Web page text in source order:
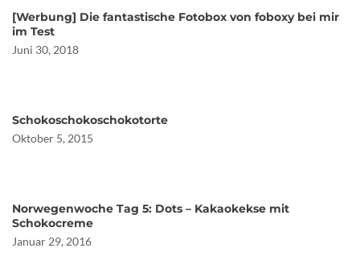
[Werbung] Die fantastische Fotobox von foboxy bei mir
im Test
Juni 30, 2018
Schokoschokoschokotorte
Oktober 5, 2015
Norwegenwoche Tag 5: Dots – Kakaokekse mit
Schokocreme
Januar 29, 2016